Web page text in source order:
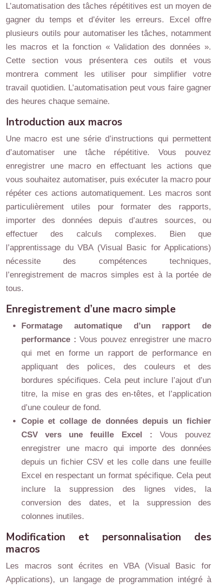
L’automatisation des tâches répétitives est un moyen de
gagner du temps et d’éviter les erreurs. Excel offre
plusieurs outils pour automatiser les tâches, notamment
les macros et la fonction « Validation des données ».
Cette section vous présentera ces outils et vous
montrera comment les utiliser pour simplifier votre
travail quotidien. L’automatisation peut vous faire gagner
des heures chaque semaine.
Introduction aux macros
Une macro est une série d’instructions qui permettent
d’automatiser une tâche répétitive. Vous pouvez
enregistrer une macro en effectuant les actions que
vous souhaitez automatiser, puis exécuter la macro pour
répéter ces actions automatiquement. Les macros sont
particulièrement utiles pour formater des rapports,
importer des données depuis d’autres sources, ou
effectuer des calculs complexes. Bien que
l’apprentissage du VBA (Visual Basic for Applications)
nécessite des compétences techniques,
l’enregistrement de macros simples est à la portée de
tous.
Enregistrement d’une macro simple
Formatage automatique d’un rapport de
performance : Vous pouvez enregistrer une macro
qui met en forme un rapport de performance en
appliquant des polices, des couleurs et des
bordures spécifiques. Cela peut inclure l’ajout d’un
titre, la mise en gras des en-têtes, et l’application
d’une couleur de fond.
Copie et collage de données depuis un fichier
CSV vers une feuille Excel : Vous pouvez
enregistrer une macro qui importe des données
depuis un fichier CSV et les colle dans une feuille
Excel en respectant un format spécifique. Cela peut
inclure la suppression des lignes vides, la
conversion des dates, et la suppression des
colonnes inutiles.
Modification et personnalisation des
macros
Les macros sont écrites en VBA (Visual Basic for
Applications), un langage de programmation intégré à